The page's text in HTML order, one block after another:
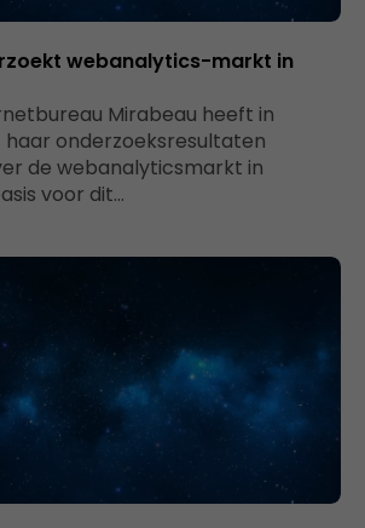
webanalytics-markt in
Mirabeau heeft in
onderzoeksresultaten
de webanalyticsmarkt in
voor dit…